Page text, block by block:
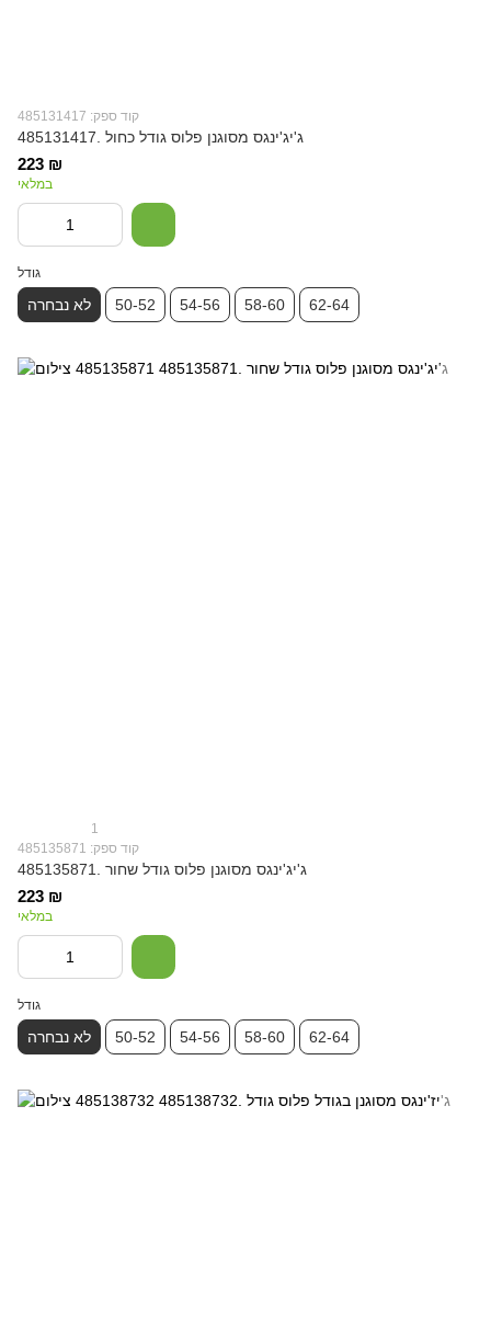
קוד ספק: 485131417
ג'יג'ינגס מסוגנן פלוס גודל כחול .485131417
223 ₪
במלאי
גודל
לא נבחרה 50-52 54-56 58-60 62-64
1
קוד ספק: 485135871
ג'יג'ינגס מסוגנן פלוס גודל שחור .485135871
223 ₪
במלאי
גודל
לא נבחרה 50-52 54-56 58-60 62-64